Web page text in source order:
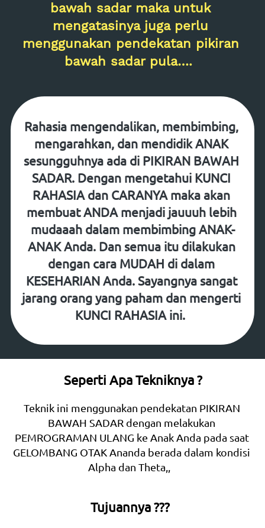
bawah sadar maka untuk
mengatasinya juga perlu
menggunakan pendekatan pikiran
bawah sadar pula….
Rahasia mengendalikan, membimbing
mengarahkan, dan
mendidik ANAK
sesungguhnya ada di PIKIRAN BAWAH
SADAR. Dengan mengetahui KUNCI
RAHASIA dan CARANYA maka akan
membuat ANDA menjadi jauuuh lebih
mudaaah dalam membimbing ANAK-
ANAK Anda. Dan semua itu dilakukan
dengan cara MUDAH di dalam
KESEHARIAN Anda. Sayangnya sangat
jarang orang yang paham dan mengerti
KUNCI RAHASIA ini.
Seperti Apa Tekniknya ?
Teknik ini menggunakan pendekatan PIKIRAN
BAWAH SADAR dengan melakukan
PEMROGRAMAN ULANG ke Anak Anda pada saat
GELOMBANG OTAK Ananda berada dalam kondisi
Alpha dan Theta,,
Tujuannya ???